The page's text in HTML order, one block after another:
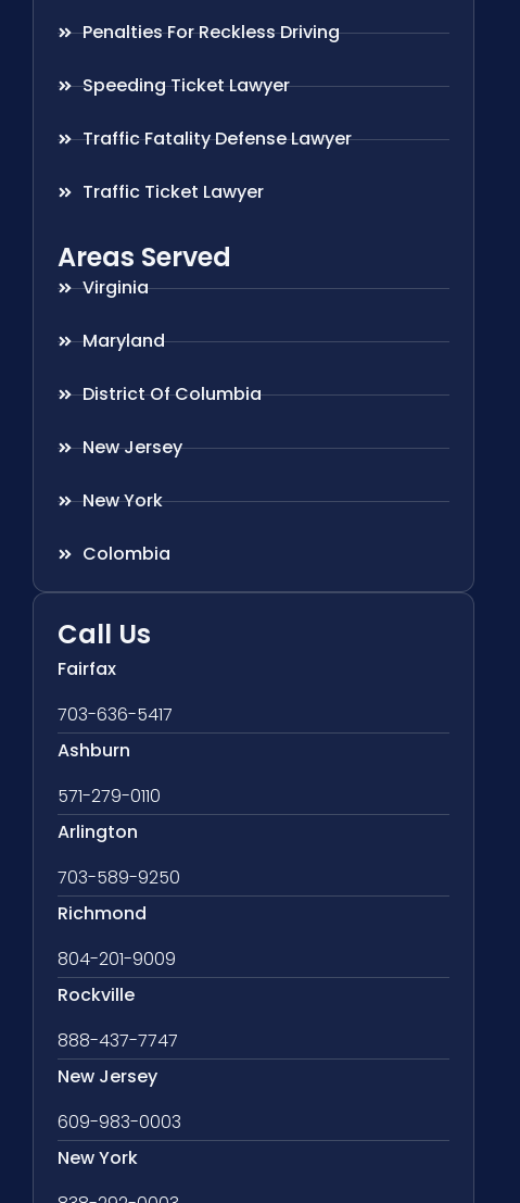
Penalties For Reckless Driving
Speeding Ticket Lawyer
Traffic Fatality Defense Lawyer
Traffic Ticket Lawyer
Areas Served
Virginia
Maryland
District Of Columbia
New Jersey
New York
Colombia
Call Us
Fairfax
703-636-5417
Ashburn
571-279-0110
Arlington
703-589-9250
Richmond
804-201-9009
Rockville
888-437-7747
New Jersey
609-983-0003
New York